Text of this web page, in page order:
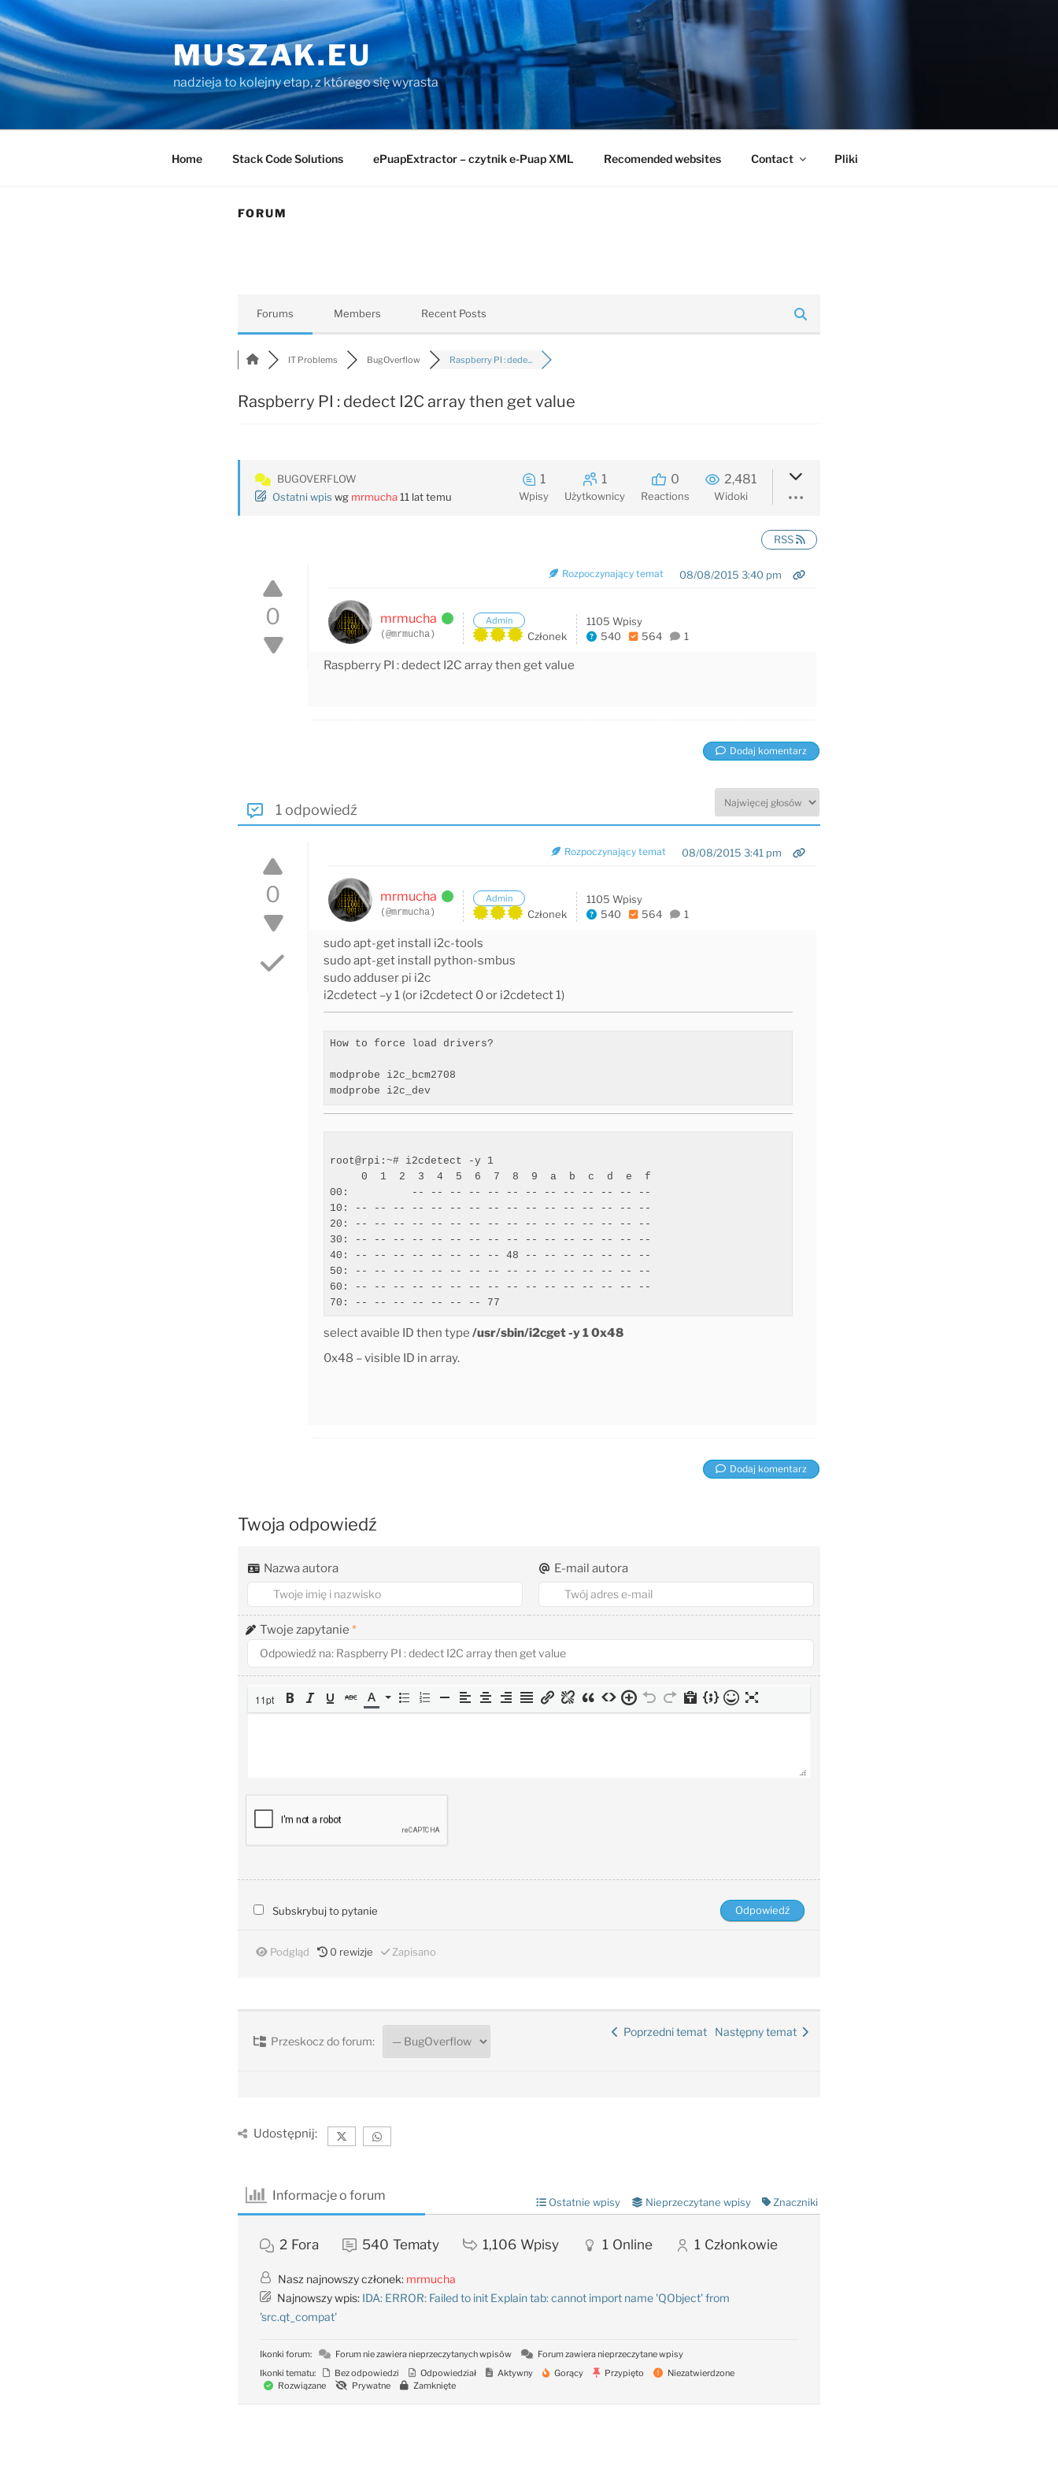
Przejdź
do
treści
MUSZAK.EU
nadzieja to kolejny etap, z którego się wyrasta
Home Stack Code Solutions ePuapExtractor – czytnik e-Puap XML Recomended websites Contact Pliki
FORUM
Forums Members Recent Posts
IT Problems BugOverflow Raspberry PI : dede...
Raspberry PI : dedect I2C array then get value
BUGOVERFLOW
Ostatni wpis wg mrmucha11 lat temu
1
Wpisy
1
Użytkownicy
0
Reactions
2,481
Widoki
RSS
0
08/08/2015 3:40 pm
Rozpoczynający temat
mrmucha
(@mrmucha)
Admin
Członek
1105 Wpisy
540
564 1
Raspberry PI : dedect I2C array then get value
Dodaj komentarz
1 odpowiedź
0
08/08/2015 3:41 pm
Rozpoczynający temat
mrmucha
(@mrmucha)
Admin
Członek
1105 Wpisy
540
564 1
sudo apt-get install i2c-tools
sudo apt-get install python-smbus
sudo adduser pi i2c
i2cdetect –y 1 (or i2cdetect 0 or i2cdetect 1)
How to force load drivers?
modprobe i2c_bcm2708
modprobe i2c_dev
root@rpi:~# i2cdetect -y 1
     0  1  2  3  4  5  6  7  8  9  a  b  c  d  e  f
00:          -- -- -- -- -- -- -- -- -- -- -- -- --
10: -- -- -- -- -- -- -- -- -- -- -- -- -- -- -- --
20: -- -- -- -- -- -- -- -- -- -- -- -- -- -- -- --
30: -- -- -- -- -- -- -- -- -- -- -- -- -- -- -- --
40: -- -- -- -- -- -- -- -- 48 -- -- -- -- -- -- --
50: -- -- -- -- -- -- -- -- -- -- -- -- -- -- -- --
60: -- -- -- -- -- -- -- -- -- -- -- -- -- -- -- --
select avaible ID then type /usr/sbin/i2cget -y 1 0x48
0x48 – visible ID in array.
Dodaj komentarz
Twoja odpowiedź
Nazwa autora E-mail autora
Twoje zapytanie *
11pt
Subskrybuj to pytanie
Podgląd 0 rewizje Zapisano
Przeskocz do forum:
Poprzedni temat Następny temat
Udostępnij:
Informacje o forum Ostatnie wpisy Nieprzeczytane wpisy Znaczniki
2 Fora 540 Tematy 1,106 Wpisy 1 Online 1 Członkowie
Nasz najnowszy członek: mrmucha
Najnowszy wpis: IDA: ERROR: Failed to init Explain tab: cannot import name 'QObject' from
'src.qt_compat'
Ikonki forum: Forum nie zawiera nieprzeczytanych wpisów
Forum zawiera nieprzeczytane wpisy
Ikonki tematu:
Bez odpowiedzi Odpowiedział Aktywny Gorący Przypięto
Niezatwierdzone
Rozwiązane
Prywatne Zamknięte